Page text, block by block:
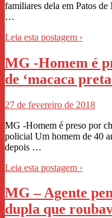
familiares dela em Patos
…
Leia esta postagem ›
MG -Homem é
de ‘macaca
27 de fevereiro de 2018
MG -Homem é preso por
policial Um homem de 40
depois …
Leia esta postagem ›
MG – Agente
dupla que